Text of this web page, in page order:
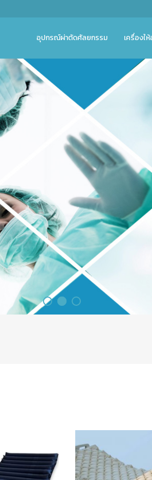
อุปกรณ์ผ่าตัดศัลยกรรม เครื่องใ